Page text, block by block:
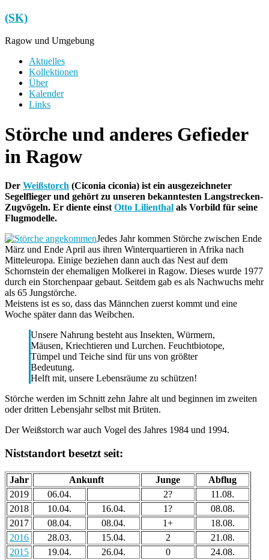
Zum
Inhalt
springen
(SK)
Ragow und Umgebung
Menü
Aktuelles
Kollektionen
Über
Kalender
Links
Störche und anderes Gefieder
in Ragow
Der Weißstorch (Ciconia ciconia) ist ein ausgezeichneter
Segelflieger und gehört zu unseren bekanntesten Langstrecken-
Zugvögeln. Er diente einst Otto Lilienthal als Vorbild für seine
Flugmodelle.
Jedes Jahr kommen Störche zwischen Ende
März und Ende April aus ihren Winterquartieren in Afrika nach
Mitteleuropa. Einige beziehen dann auch das Nest auf dem
Schornstein der ehemaligen Molkerei in Ragow. Dieses wurde 1977
durch ein Storchenpaar gebaut. Seitdem gab es als Nachwuchs mehr
als 65 Jungstörche.
Meistens ist es so, dass das Männchen zuerst kommt und eine
Woche später dann das Weibchen.
Unsere Nahrung besteht aus Insekten, Würmern,
Mäusen, Kriechtieren und Lurchen. Feuchtbiotope,
Tümpel und Teiche sind für uns von größter
Bedeutung.
Helft mit, unsere Lebensräume zu schützen!
Störche werden im Schnitt zehn Jahre alt und beginnen im zweiten
oder dritten Lebensjahr selbst mit Brüten.
Der Weißstorch war auch Vogel des Jahres 1984 und 1994.
Niststandort besetzt seit:
Jahr Ankunft Junge
Abflug
2019
06.04. 2?
11.08.
2018
10.04. 16.04. 1?
08.08.
2017
08.04. 08.04. 1+
18.08.
2016
28.03. 15.04. 2
21.08.
2015
19.04. 26.04. 0
24.08.